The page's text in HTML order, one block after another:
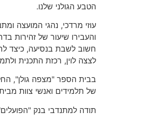
הטבע הגולני שלנו.
עוזי מרדכי, נהגי המועצה
והעבירו שיעור של זהירות
חשוב לשבת בנסיעה, כיצד
לצצה לוין, רכזת התכנית
בבית הספר "מצפה גולן",
של תלמידים ואנשי צוות
תודה למתנדבי בנק